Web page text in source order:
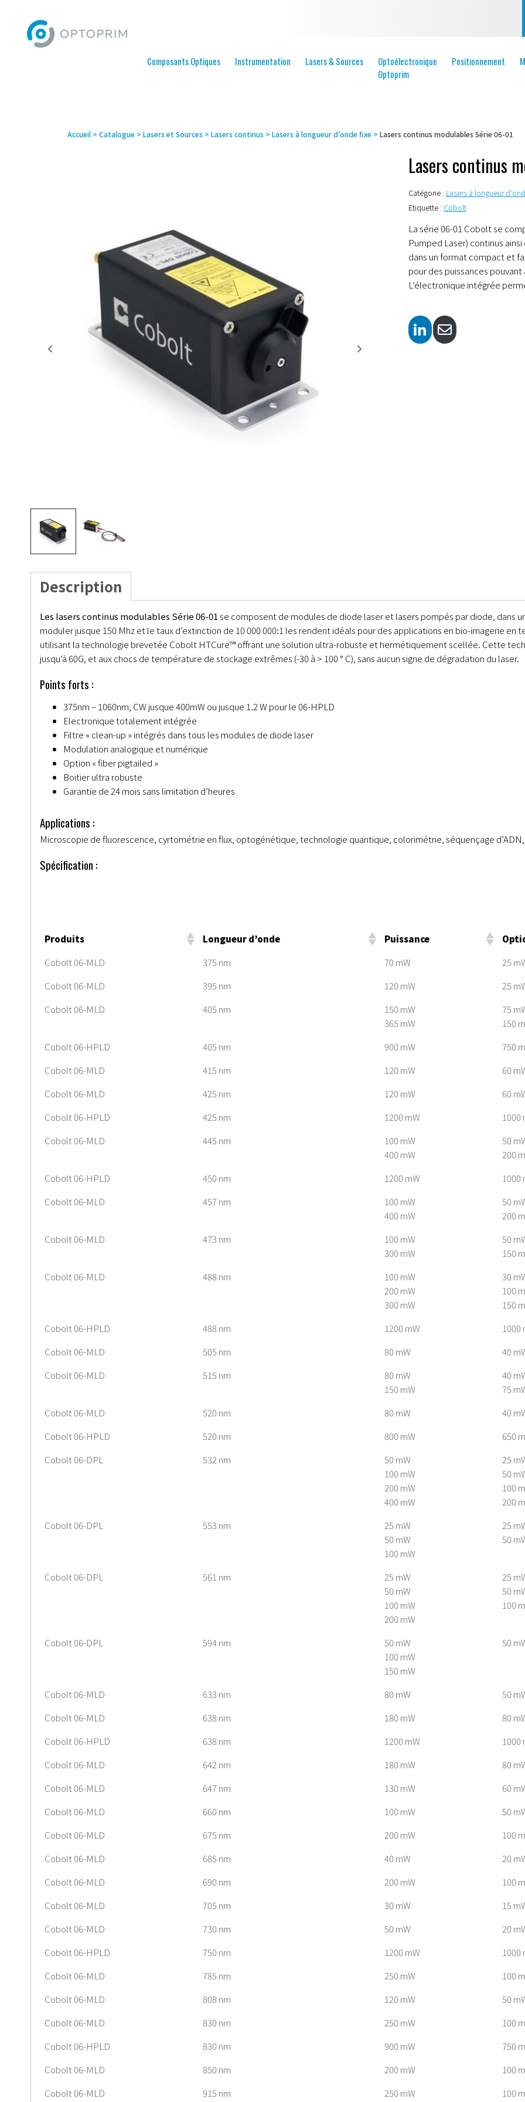
Composants Optiques Instrumentation Lasers & Sources Optoélectronique Positionnement
Optoprim
Accueil >Catalogue >Lasers et Sources >Lasers continus >Lasers à longueur d’onde fixe >Lasers continus modulables Série 06-01
Lasers continus
Catégorie : Lasers à longueur
Etiquette : Cobolt
La série 06-01 Cobolt se
Pumped Laser) continus
dans un format compact et
pour des puissances pouvant
L’électronique intégrée
Description
Les lasers continus modulables Série 06-01se composent de modules de diode laser et lasers pompés par diode, dans
moduler jusque 150 Mhz et le taux d’extinction de 10 000 000:1 les rendent idéals pour des applications en bio-imagerie en
utilisant la technologie brevetée Cobolt HTCure™ offrant une solution ultra-robuste et hermétiquement scellée. Cette
jusqu’à 60G, et aux chocs de température de stockage extrêmes (-30 à > 100 ° C), sans aucun signe de dégradation du laser.
Points forts :
375nm – 1060nm, CW jusque 400mW ou jusque 1.2 W pour le 06-HPLD
Electronique totalement intégrée
Filtre « clean-up » intégrés dans tous les modules de diode laser
Modulation analogique et numérique
Option « fiber pigtailed »
Boitier ultra robuste
Garantie de 24 mois sans limitation d’heures
Applications :
Microscopie de fluorescence, cyrtométrie en flux, optogénétique, technologie quantique, colorimétrie, séquençage
Spécification :
Produits Longueur d’onde Puissance
Cobolt 06-MLD
375 nm 70 mW
25
Cobolt 06-MLD
395 nm 120 mW
25
Cobolt 06-MLD
405 nm
150 mW
365 mW
75
150
Cobolt 06-HPLD
405 nm 900 mW
750
Cobolt 06-MLD
415 nm 120 mW
60
Cobolt 06-MLD
425 nm 120 mW
60
Cobolt 06-HPLD
425 nm 1200 mW
1000
Cobolt 06-MLD
445 nm
100 mW
400 mW
50
200
Cobolt 06-HPLD
450 nm 1200 mW
1000
Cobolt 06-MLD
457 nm
100 mW
400 mW
50
200
Cobolt 06-MLD
473 nm
100 mW
300 mW
50
150
Cobolt 06-MLD
488 nm
100 mW
200 mW
300 mW
30
100
150
Cobolt 06-HPLD
488 nm 1200 mW
1000
Cobolt 06-MLD
505 nm 80 mW
40
Cobolt 06-MLD
515 nm
80 mW
150 mW
40
75
Cobolt 06-MLD
520 nm 80 mW
40
Cobolt 06-HPLD
520 nm 800 mW
650
Cobolt 06-DPL
532 nm
50 mW
100 mW
200 mW
400 mW
25
50
100
200
Cobolt 06-DPL
553 nm
25 mW
50 mW
100 mW
25
50
Cobolt 06-DPL 561 nm
25 mW
50 mW
100 mW
200 mW
25
50
100
Cobolt 06-DPL 594 nm
50 mW
100 mW
150 mW
50
Cobolt 06-MLD 633 nm 80 mW
50
Cobolt 06-MLD
638 nm 180 mW
80
Cobolt 06-HPLD
638 nm 1200 mW
1000
Cobolt 06-MLD
642 nm 180 mW
80
Cobolt 06-MLD
647 nm 130 mW
60
Cobolt 06-MLD
660 nm 100 mW
50
Cobolt 06-MLD
675 nm 200 mW
100
Cobolt 06-MLD
685 nm 40 mW
20
Cobolt 06-MLD
690 nm 200 mW
100
Cobolt 06-MLD
705 nm 30 mW
15
Cobolt 06-MLD
730 nm 50 mW
20
Cobolt 06-HPLD
750 nm 1200 mW
1000
Cobolt 06-MLD
785 nm 250 mW
100
Cobolt 06-MLD
808 nm 120 mW
50
Cobolt 06-MLD
830 nm 250 mW
100
Cobolt 06-HPLD
830 nm 900 mW
750
Cobolt 06-MLD
850 nm 200 mW
100
Cobolt 06-MLD
915 nm 250 mW 100